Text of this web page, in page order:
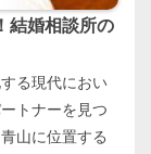
結婚相談所の
る現代におい
トナーを見つ
山に位置する